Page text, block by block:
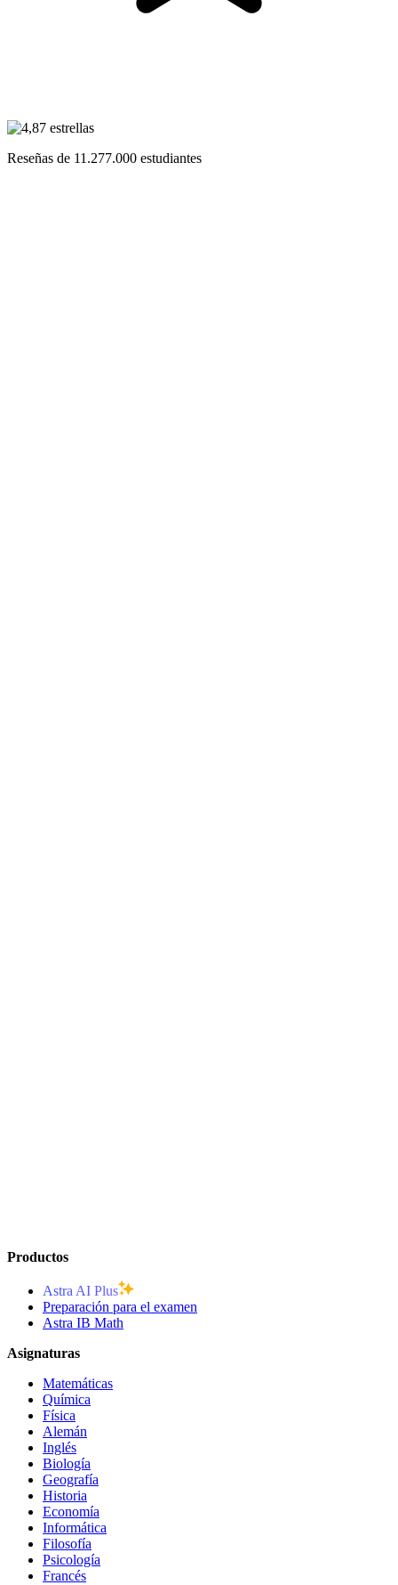
Reseñas de 11.277.000 estudiantes
Productos
Astra AI Plus
Preparación para el examen
Astra IB Math
Asignaturas
Matemáticas
Química
Física
Alemán
Inglés
Biología
Geografía
Historia
Economía
Informática
Filosofía
Psicología
Francés